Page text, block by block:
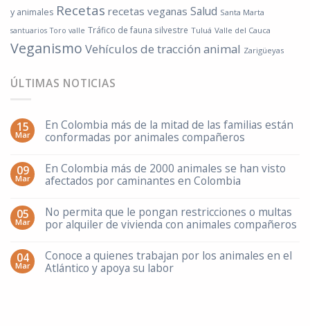
y animales Recetas recetas veganas Salud Santa Marta
santuarios Toro valle Tráfico de fauna silvestre Tuluá Valle del Cauca
Veganismo Vehículos de tracción animal Zarigüeyas
ÚLTIMAS NOTICIAS
15
Mar
En Colombia más de la mitad de las familias están
conformadas por animales compañeros
09
Mar
En Colombia más de 2000 animales se han visto
afectados por caminantes en Colombia
05
Mar
No permita que le pongan restricciones o multas
por alquiler de vivienda con animales compañeros
04
Mar
Conoce a quienes trabajan por los animales en el
Atlántico y apoya su labor